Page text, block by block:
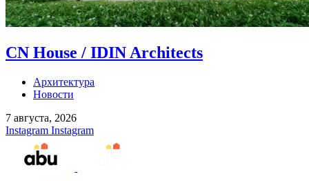
CN House / IDIN Architects
Архитектура
Новости
7 августа, 2026
Instagram Instagram